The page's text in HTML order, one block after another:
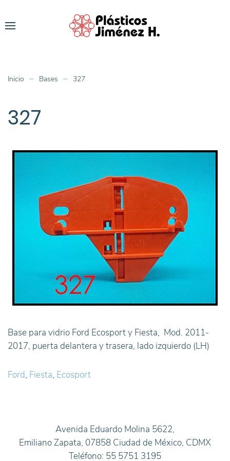
Inicio Bases 327
327
Base para vidrio Ford Ecosport y Fiesta, Mod. 2011-
2017, puerta delantera y trasera, lado izquierdo (LH)
Ford, Fiesta, Ecosport
Avenida Eduardo Molina 5622,
Emiliano Zapata, 07858 Ciudad de México, CDMX
Teléfono: 55 5751 3195